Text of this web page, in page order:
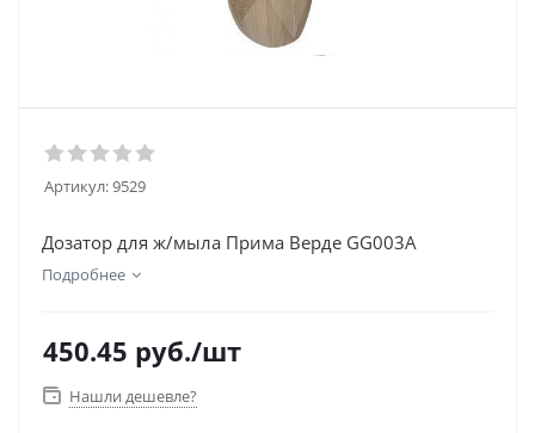
Артикул:9529
Дозатор для ж/мыла Прима Верде GG003A
Подробнее
450.45 руб./шт
Нашли дешевле?